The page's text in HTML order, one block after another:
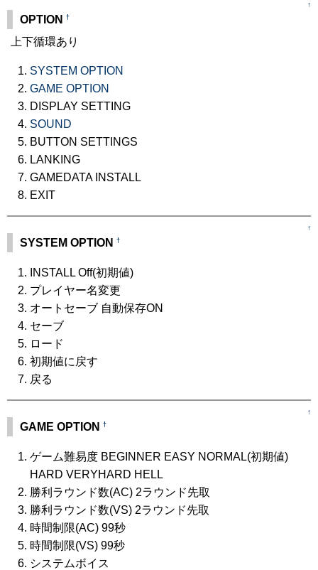
↑
OPTION †
上下循環あり
SYSTEM OPTION
GAME OPTION
DISPLAY SETTING
SOUND
BUTTON SETTINGS
LANKING
GAMEDATA INSTALL
EXIT
↑
SYSTEM OPTION †
INSTALL Off(初期値)
プレイヤー名変更
オートセーブ 自動保存ON
セーブ
ロード
初期値に戻す
戻る
↑
GAME OPTION †
ゲーム難易度 BEGINNER EASY NORMAL(初期値)
HARD VERYHARD HELL
勝利ラウンド数(AC) 2ラウンド先取
勝利ラウンド数(VS) 2ラウンド先取
時間制限(AC) 99秒
時間制限(VS) 99秒
システムボイス